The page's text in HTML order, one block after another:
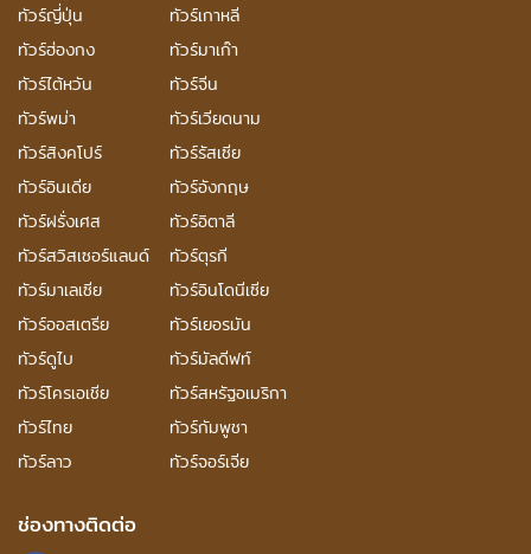
ทัวร์ญี่ปุ่น
ทัวร์เกาหลี
ทัวร์ฮ่องกง
ทัวร์มาเก๊า
ทัวร์ไต้หวัน
ทัวร์จีน
ทัวร์พม่า
ทัวร์เวียดนาม
ทัวร์สิงคโปร์
ทัวร์รัสเซีย
ทัวร์อินเดีย
ทัวร์อังกฤษ
ทัวร์ฝรั่งเศส
ทัวร์อิตาลี
ทัวร์สวิสเซอร์แลนด์
ทัวร์ตุรกี
ทัวร์มาเลเซีย
ทัวร์อินโดนีเซีย
ทัวร์ออสเตรีย
ทัวร์เยอรมัน
ทัวร์ดูไบ
ทัวร์มัลดีฟท์
ทัวร์โครเอเชีย
ทัวร์สหรัฐอเมริกา
ทัวร์ไทย
ทัวร์กัมพูชา
ทัวร์ลาว
ทัวร์จอร์เจีย
ช่องทางติดต่อ